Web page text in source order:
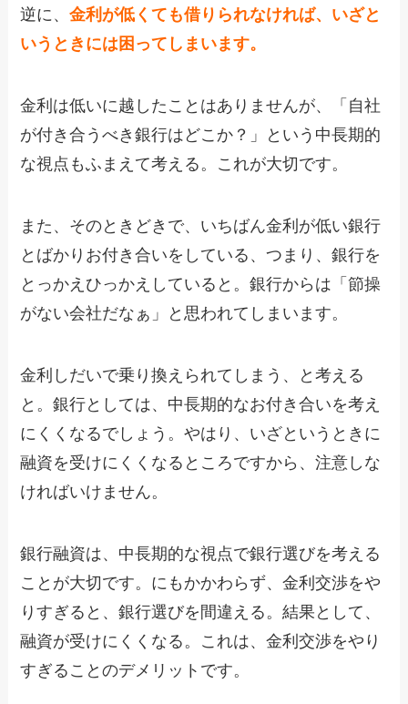
逆に、金利が低くても借りられなければ、いざと
いうときには困ってしまいます。
金利は低いに越したことはありませんが、「自社
が付き合うべき銀行はどこか？」という中長期的
な視点もふまえて考える。これが大切です。
また、そのときどきで、いちばん金利が低い銀行
とばかりお付き合いをしている、つまり、銀行を
とっかえひっかえしていると。銀行からは「節操
がない会社だなぁ」と思われてしまいます。
金利しだいで乗り換えられてしまう、と考える
と。銀行としては、中長期的なお付き合いを考え
にくくなるでしょう。やはり、いざというときに
融資を受けにくくなるところですから、注意しな
ければいけません。
銀行融資は、中長期的な視点で銀行選びを考える
ことが大切です。にもかかわらず、金利交渉をや
りすぎると、銀行選びを間違える。結果として、
融資が受けにくくなる。これは、金利交渉をやり
すぎることのデメリットです。